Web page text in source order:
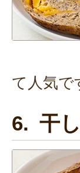
て人気で
6. 干